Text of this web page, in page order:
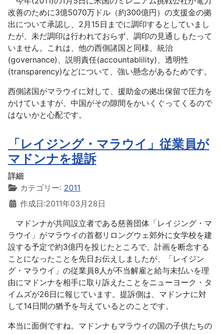
改善のために3億5070万ドル（約300億円）の支援金の拠
出について承認し、2月15日までに調印するとしていまし
たが、未だ調印は行われておらず、調印の見通しもたって
いません。これは、他の西側諸国と同様、統治
(governance)、説明責任(accountablility)、透明性
(transparency)などについて、強い懸念があるためです。
西側諸国がマラウイに対して、援助金の拠出保留で圧力を
かけていますが、中国がその隙間をかいくぐってくるので
はないかと心配です。
「レイジング・マラウイ」従業員が
マドンナを提訴
詳細
カテゴリー: 2011
作成日:2011年03月28日
マドンナが共同設立者である慈善団体「レイジング・マ
ラウイ」がマラウイの首都リロングウェ郊外に女学校を建
設する予定で約3億円を投じたところで、計画を断念する
ことになったことを先日お伝えしましたが、「レイジン
グ・マラウイ」の従業員8人が不当解雇と給与未払いを理
由にマドンナを相手に取り訴えたことをニューヨーク・タ
イムズが26日に報じています。提訴側は、マドンナに対
して14日間の猶予を与えているとのことです。
本当に面倒ですね。マドンナもマラウイの国の子供たちの